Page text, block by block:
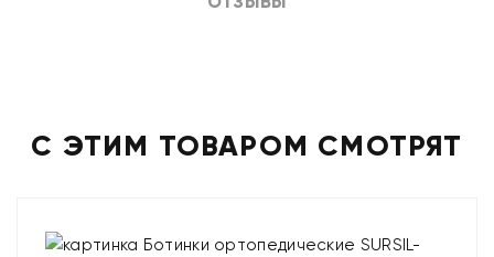
С ЭТИМ ТОВАРОМ СМОТРЯТ